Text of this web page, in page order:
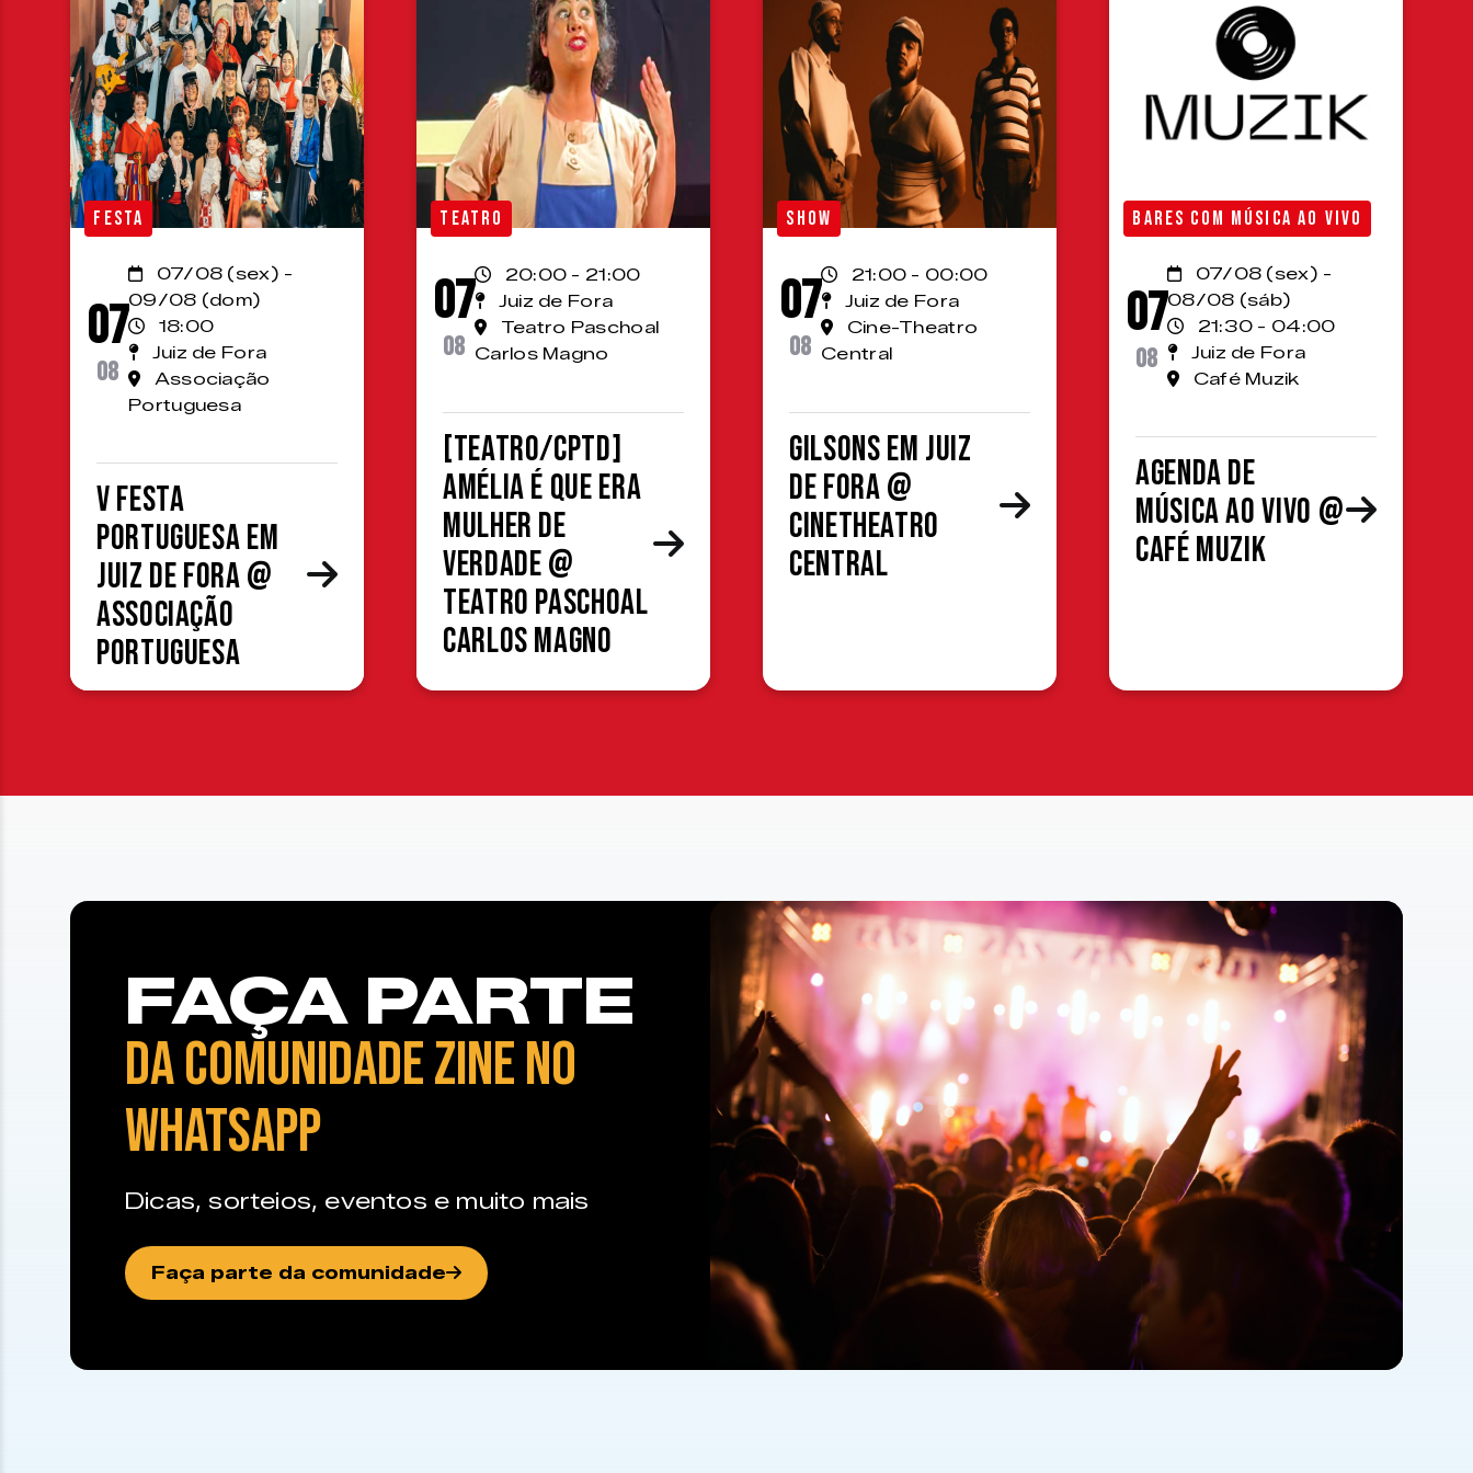
FESTA
07
08
07/08 (sex) -
09/08 (dom)
18:00
Juiz de Fora
Associação
Portuguesa
V Festa
Portuguesa em
Juiz de Fora @
Associação
Portuguesa
TEATRO
07
08
20:00 - 21:00
Juiz de Fora
Teatro Paschoal
Carlos Magno
[TEATRO/CPTD]
Amélia é que era
mulher de
verdade @
Teatro Paschoal
Carlos Magno
SHOW
07
08
21:00 - 00:00
Juiz de Fora
Cine-Theatro
Central
Gilsons em Juiz
de Fora @
CineTheatro
Central
BARES COM MÚSICA AO VIVO
07
08
07/08 (sex) -
08/08 (sáb)
21:30 - 04:00
Juiz de Fora
Café Muzik
Agenda de
Música ao Vivo @
Café Muzik
FAÇA PARTE
DA COMUNIDADE ZINE NO
WHATSAPP
Dicas, sorteios, eventos e muito mais
Faça parte da comunidade